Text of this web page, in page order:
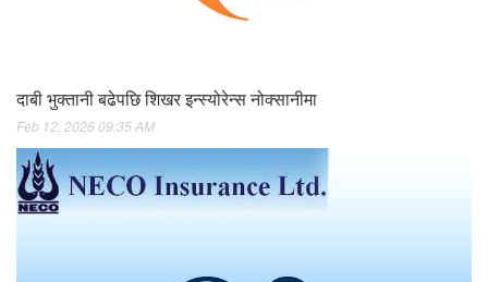
दाबी भुक्तानी बढेपछि शिखर इन्स्योरेन्स नोक्सानीमा
Feb 12, 2026 09:35 AM